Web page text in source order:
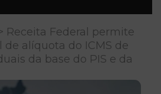
Receita Federal permite
alíquota do ICMS de
da base do PIS e da